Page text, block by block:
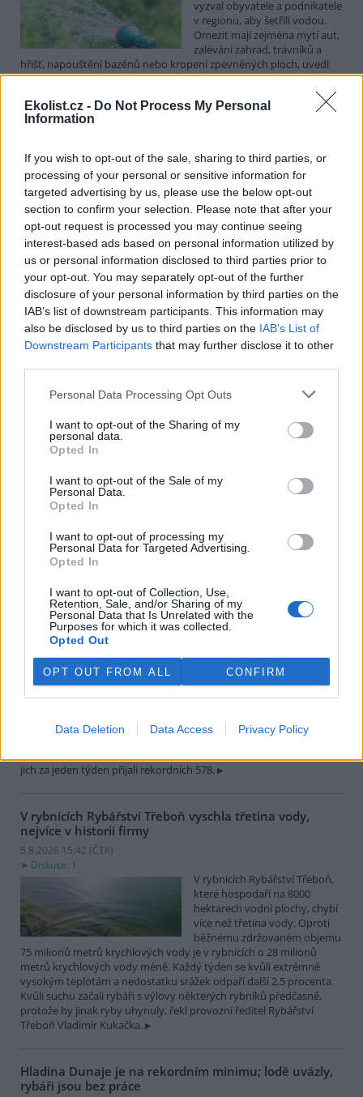
Ekolist.cz - Do Not Process My Personal
Information
If you wish to opt-out of the sale, sharing to third parties, or
processing of your personal or sensitive information for
targeted advertising by us, please use the below opt-out
section to confirm your selection. Please note that after your
opt-out request is processed you may continue seeing
interest-based ads based on personal information utilized by
us or personal information disclosed to third parties prior to
your opt-out. You may separately opt-out of the further
disclosure of your personal information by third parties on the
IAB’s list of downstream participants. This information may
also be disclosed by us to third parties on the IAB’s List of
Downstream Participants that may further disclose it to other
Personal Data Processing Opt Outs
I want to opt-out of the Sharing of my
personal data.
Opted In
I want to opt-out of the Sale of my
Personal Data.
Opted In
I want to opt-out of processing my
Personal Data for Targeted Advertising.
Opted In
I want to opt-out of Collection, Use,
Retention, Sale, and/or Sharing of my
Personal Data that Is Unrelated with the
Purposes for which it was collected.
Opted Out
OPT OUT FROM ALL CONFIRM
Data Deletion Data Access Privacy Policy
vyzval obyvatele a podnikatele
v regionu, aby šetřili vodou.
Omezit mají zejména mytí aut,
zalévání zahrad, trávníků a
hřišť, napouštění bazénů nebo kropení zpevněných ploch, uvedl
mluvčí radnice Radovan Daněk. Úřad podle něj bude víc
kontrolovat povolené odběry. Výzva k šetření vodou platí pro
všechny obce spadající pod Jihlavu jako obec s rozšířenou
působností.
Celníci odhalili gang překupníků papoušků, zajistili
stovku ptáků
5.8.2026 20:13 ( ČTK
Celníci odhalili gang
překupníků chráněných druhů
papoušků působící v několika
krajích a zajistili asi stovku
ptáků. S odchytem a
zajištěním zvířat celníkům pomohly zoo v Praze, Zlíně a Ostravě. V
ostravské zahradě také papoušci nalezli dočasné útočiště. V
tiskové zprávě nawebucelníků to oznámila mluvčí Celní správy ČR
Martina Kaňková. Případem se zabývá policie.
pronásledovali velrybáře
Islandské úřady nařídily
vyhoštění 21 aktivistů
pobřežní stráž s policií zabavily
jejich loď, která pronásledovala velrybářské plavidlo. Pasažéři lodi
patřící nadaci kanadsko-amerického ekologického aktivisty Paula
Watsona jsou od té doby zadržováni v Reykjavíku. Sám Watson na
palubě nebyl. Píše o tom agentura AFP s odvoláním na islandskou
policii.
Záchranná stanice v Praze přijímá kvůli vedrům více
volně žijících zvířat
5.8.2026 17:40 | PRAHA (
teplotám pracovníci pražské
záchranné stanice pro volně
žijící živočichy přijímají více
dehydratovaná a vysílená mláďata ptáků nebo veverek. ČTK to
sdělila mluvčí stanice Petra Fišerová. Během současné vlny veder
jich za jeden týden přijali rekordních 578.
V rybnících Rybářství Třeboň vyschla třetina vody,
nejvíce v historii firmy
5.8.2026 15:42 (ČTK)
Diskuse: 1
V rybnících Rybářství Třeboň,
které hospodaří na 8000
hektarech vodní plochy, chybí
více než třetina vody. Oproti
běžnému zdržovaném objemu
75 milionů metrů krychlových vody je v rybnících o 28 milionů
metrů krychlových vody méně. Každý týden se kvůli extrémně
vysokým teplotám a nedostatku srážek odpaří další 2,5 procenta.
Kvůli suchu začali rybáři s výlovy některých rybníků předčasně,
protože by jinak ryby uhynuly, řekl provozní ředitel Rybářství
Třeboň Vladimír Kukačka.
Hladina Dunaje je na rekordním minimu; lodě uvázly,
rybáři jsou bez práce